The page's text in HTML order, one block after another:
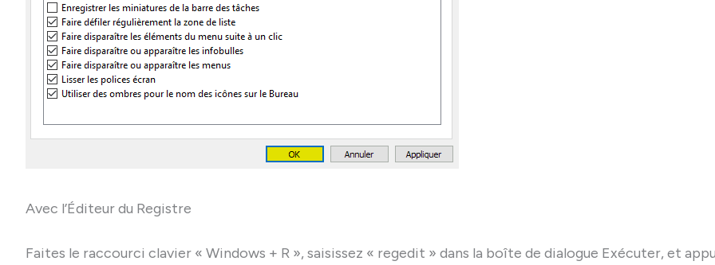
Avec l’Éditeur du Registre
Faites le raccourci clavier « Windows + R », saisissez « regedit » dans la boîte de dialogue Exécuter, et